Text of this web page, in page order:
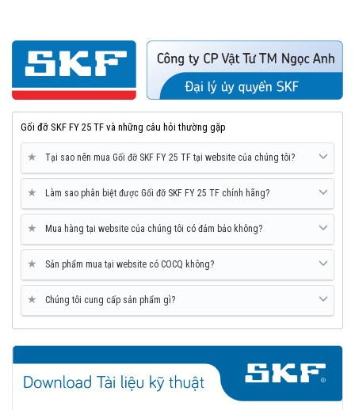
Gối đỡ SKF FY 25 TF và những câu hỏi thường gặp
★ Tại sao nên mua Gối đỡ SKF FY 25 TF tại website của chúng tôi?
★ Làm sao phân biệt được Gối đỡ SKF FY 25 TF chính hãng?
★ Mua hàng tại website của chúng tôi có đảm bảo không?
★ Sản phẩm mua tại website có COCQ không?
★ Chúng tôi cung cấp sản phẩm gì?